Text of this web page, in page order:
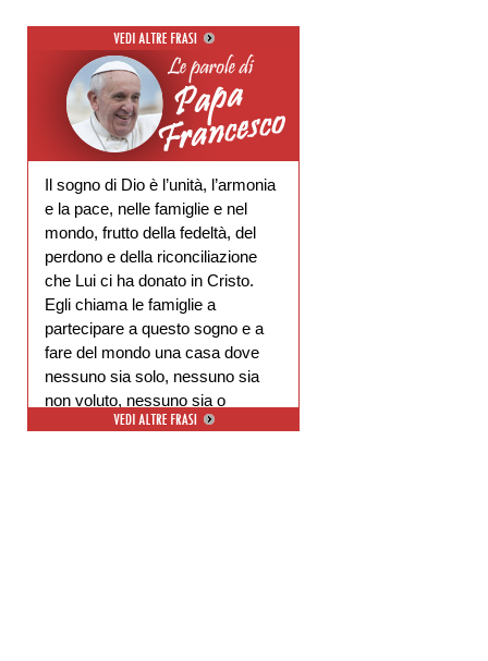
Il sogno di Dio è l’unità, l’armonia
e la pace, nelle famiglie e nel
mondo, frutto della fedeltà, del
perdono e della riconciliazione
che Lui ci ha donato in Cristo.
Egli chiama le famiglie a
partecipare a questo sogno e a
fare del mondo una casa dove
nessuno sia solo, nessuno sia
non voluto, nessuno sia o